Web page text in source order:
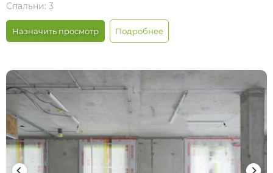
Спальни: 3
Назначить просмотр Подробнее